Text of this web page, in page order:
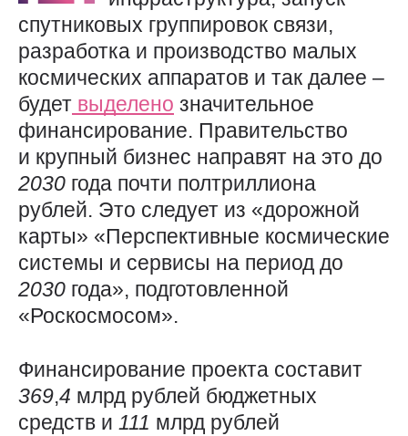
спутниковых группировок связи,
разработка и производство малых
космических аппаратов и так далее –
будет выделено значительное
финансирование. Правительство
и крупный бизнес направят на это до
2030 года почти полтриллиона
рублей. Это следует из «дорожной
карты» «Перспективные космические
системы и сервисы на период до
2030 года», подготовленной
«Роскосмосом».
Финансирование проекта составит
369,4 млрд рублей бюджетных
средств и 111 млрд рублей